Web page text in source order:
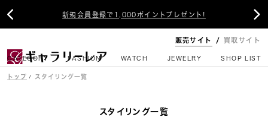
新規会員登録で1,000ポイントプレゼント!
 
販売サイト 買取サイト
CATEGORY FASHION WATCH JEWELRY SHOP LIST
トップ スタイリング一覧
スタイリング一覧